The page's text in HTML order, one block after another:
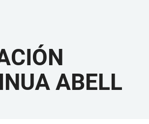
ABELL